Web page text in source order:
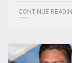
CONTINUE